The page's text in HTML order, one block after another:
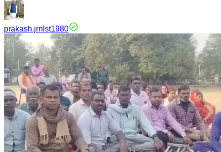
prakash.jrnlst1980